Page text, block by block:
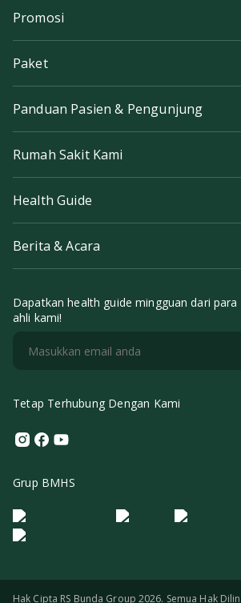
Promosi
Paket
Panduan Pasien & Pengunjung
Rumah Sakit Kami
Health Guide
Berita & Acara
Dapatkan health guide mingguan dari para
ahli kami!
Tetap Terhubung Dengan Kami
Instagram
Facebook
Youtube
Grup BMHS
Logo Morula IFV Logo ER
Logo
Logo IRSI
Hak Cipta RS Bunda Group 2026. Semua Hak